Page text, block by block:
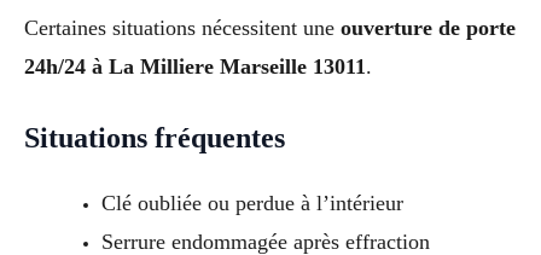
Certaines situations nécessitent une ouverture de porte
24h/24 à La Milliere Marseille 13011 .
Situations fréquentes
Clé oubliée ou perdue à l’intérieur
Serrure endommagée après effraction